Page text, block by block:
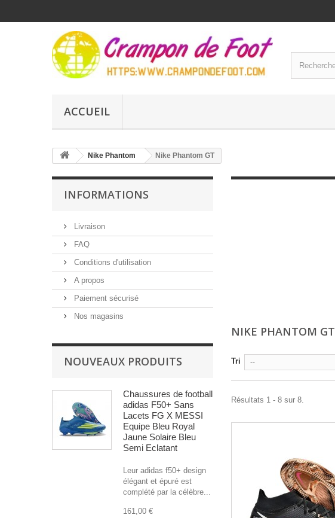
ACCUEIL
Nike Phantom Nike Phantom GT
INFORMATIONS
Livraison
FAQ
Conditions d'utilisation
A propos
Paiement sécurisé
Nos magasins
NOUVEAUX PRODUITS
Chaussures de football
adidas F50+ Sans
Lacets FG X MESSI
Equipe Bleu Royal
Jaune Solaire Bleu
Semi Eclatant
Leur adidas f50+ design
élégant et épuré est
complété par la célèbre...
161,00 €
NIKE PHANTOM GT
Tri --
Résultats 1 - 8 sur 8.